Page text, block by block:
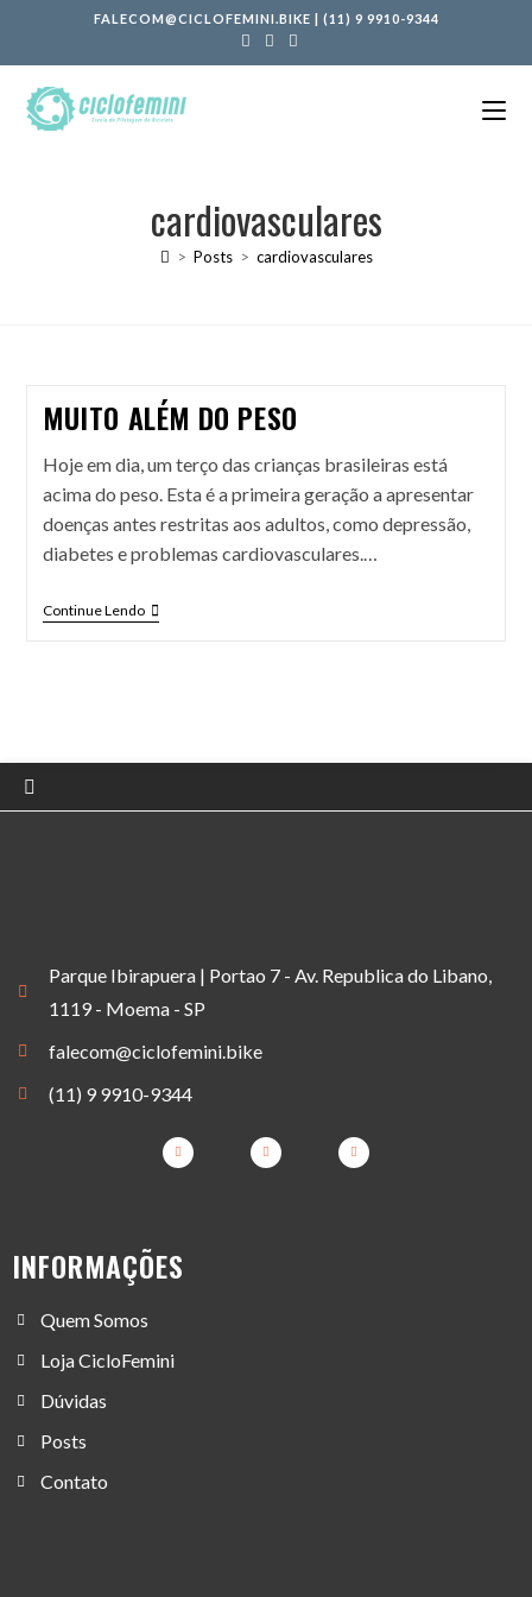
FALECOM@CICLOFEMINI.BIKE | (11) 9 9910-9344
cardiovasculares
> Posts > cardiovasculares
MUITO ALÉM DO PESO
Hoje em dia, um terço das crianças brasileiras está
acima do peso. Esta é a primeira geração a apresentar
doenças antes restritas aos adultos, como depressão,
diabetes e problemas cardiovasculares.…
Continue Lendo
Parque Ibirapuera | Portao 7 - Av. Republica do Libano,
1119 - Moema - SP
falecom@ciclofemini.bike
(11) 9 9910-9344
INFORMAÇÕES
Quem Somos
Loja CicloFemini
Dúvidas
Posts
Contato